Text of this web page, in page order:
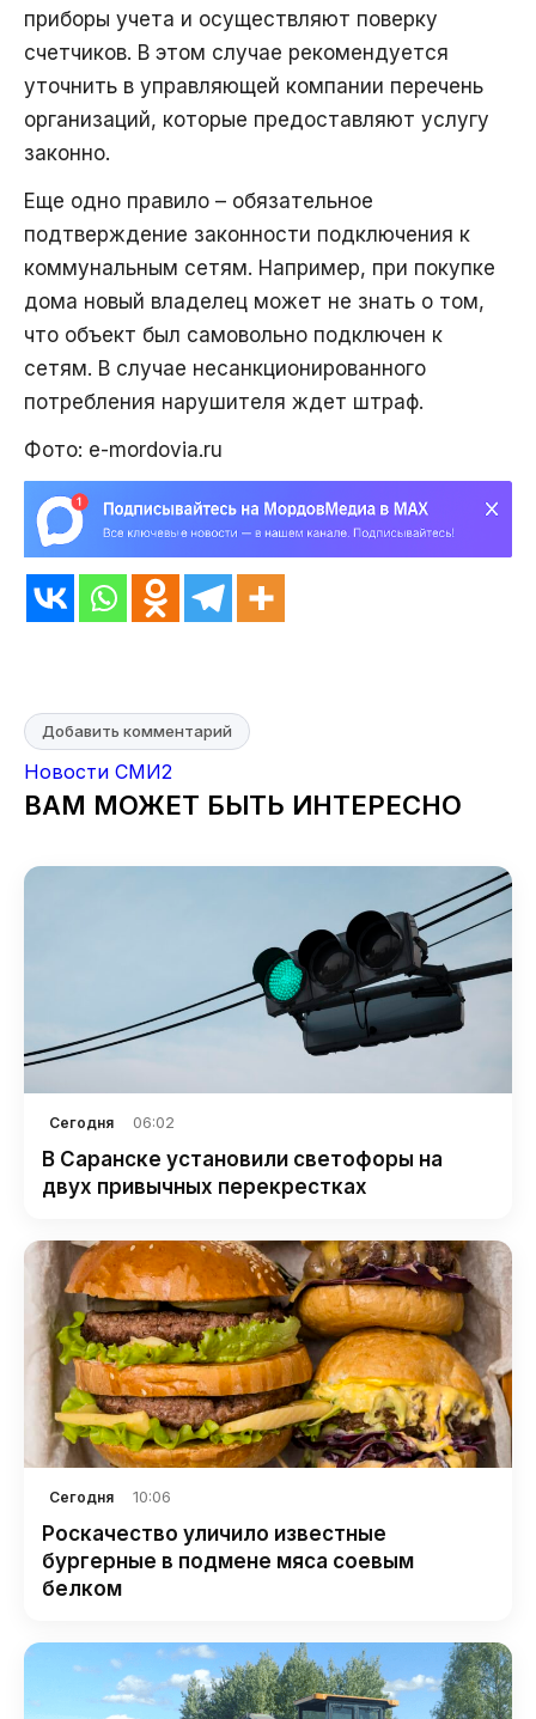
приборы учета и осуществляют поверку
счетчиков. В этом случае рекомендуется
уточнить в управляющей компании перечень
организаций, которые предоставляют услугу
законно.
Еще одно правило – обязательное
подтверждение законности подключения к
коммунальным сетям. Например, при покупке
дома новый владелец может не знать о том,
что объект был самовольно подключен к
сетям. В случае несанкционированного
потребления нарушителя ждет штраф.
Фото: e-mordovia.ru
Добавить комментарий
Новости СМИ2
ВАМ МОЖЕТ БЫТЬ ИНТЕРЕСНО
Сегодня 06:02
В Саранске установили светофоры на
двух привычных перекрестках
Сегодня 10:06
Роскачество уличило известные
бургерные в подмене мяса соевым
белком